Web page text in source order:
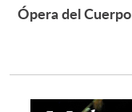
Ópera del Cuerpo